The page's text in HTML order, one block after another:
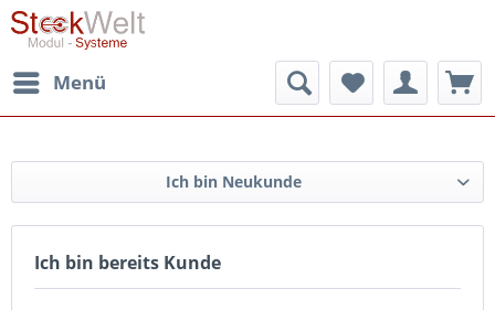
Menü
Ich bin Neukunde
Ich bin bereits Kunde